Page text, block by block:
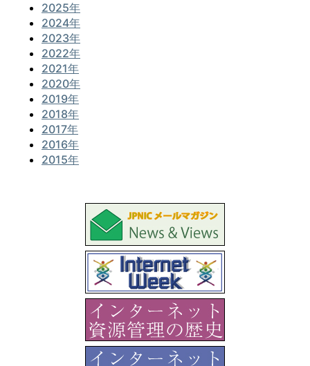
2025年
2024年
2023年
2022年
2021年
2020年
2019年
2018年
2017年
2016年
2015年